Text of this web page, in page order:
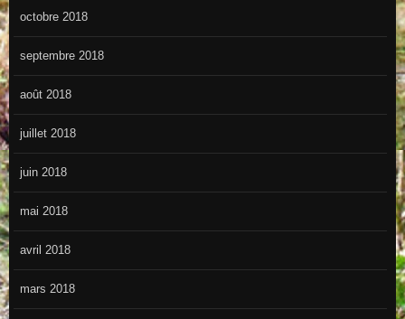
octobre 2018
septembre 2018
août 2018
juillet 2018
juin 2018
mai 2018
avril 2018
mars 2018